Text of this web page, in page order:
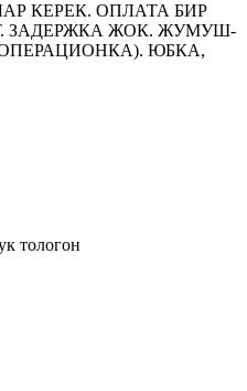
КЕРЕК. ОПЛАТА БИР
ЗАДЕРЖКА ЖОК. ЖУМУШ-
ЮБКА,
тологон